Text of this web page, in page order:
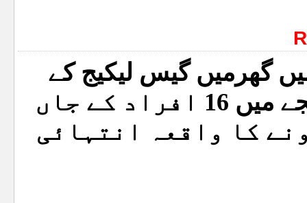
گھرمیں گیس لیکیج کے
باعث ہونے والے دھماکے کے نتیجے میں 16 افراد کے جاں
کا واقعہ انتہائی